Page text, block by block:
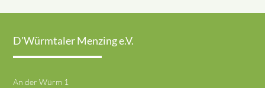
D'Würmtaler Menzing e.V.
An der Würm 1